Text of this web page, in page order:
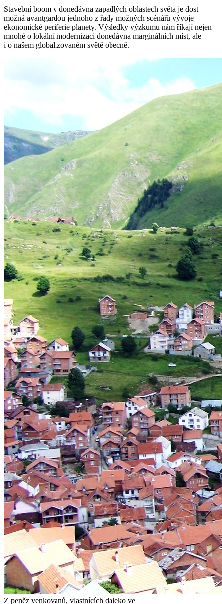
Stavební boom v donedávna zapadlých oblastech světa je dost
možná avantgardou jednoho z řady možných scénářů vývoje
ekonomické periferie planety. Výsledky výzkumu nám říkají nejen
mnohé o lokální modernizaci donedávna marginálních míst, ale
i o našem globalizovaném světě obecně.
Z peněz venkovanů, vlastnících daleko ve